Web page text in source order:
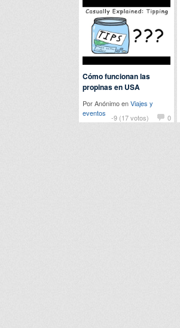
-9 (17 votos) 0
Cómo funcionan las
propinas en USA
Por Anónimo enViajes y
eventos